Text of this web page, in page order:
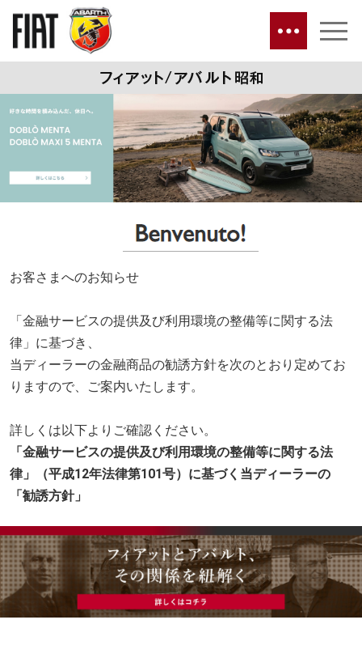
お客さまへのお知らせ
「金融サービスの提供及び利用環境の整備等に関する法
律」に基づき、
当ディーラーの金融商品の勧誘方針を次のとおり定めてお
りますので、ご案内いたします。
詳しくは以下よりご確認ください。
「金融サービスの提供及び利用環境の整備等に関する法
律」（平成12年法律第101号）に基づく当ディーラーの
「勧誘方針」